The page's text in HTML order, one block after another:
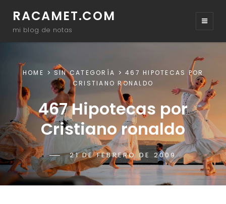
RACAMET.COM
mi blog de notas
HOME SIN CATEGORÍA
467 HIPOTECAS POR
CRISTIANO RONALDO
467 Hipotecas por
Cristiano ronaldo
POSTED-
ON
21 DE FEBRERO DE 2009
BY
LINE
BYLINE
RACAMET